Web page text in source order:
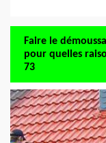
Faire le
pour quelles
73